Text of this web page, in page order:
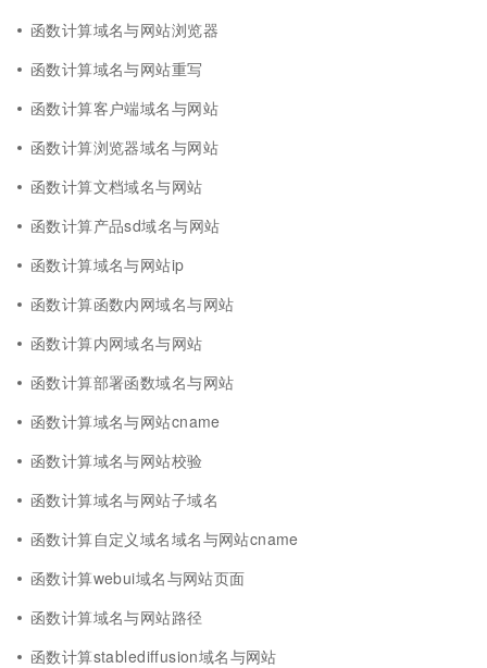
函数计算域名与网站浏览器
函数计算域名与网站重写
函数计算客户端域名与网站
函数计算浏览器域名与网站
函数计算文档域名与网站
函数计算产品sd域名与网站
函数计算域名与网站ip
函数计算函数内网域名与网站
函数计算内网域名与网站
函数计算部署函数域名与网站
函数计算域名与网站cname
函数计算域名与网站校验
函数计算域名与网站子域名
函数计算自定义域名域名与网站cname
函数计算webui域名与网站页面
函数计算域名与网站路径
函数计算stablediffusion域名与网站